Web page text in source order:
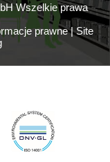
Wszelkie prawa
prawne|Site